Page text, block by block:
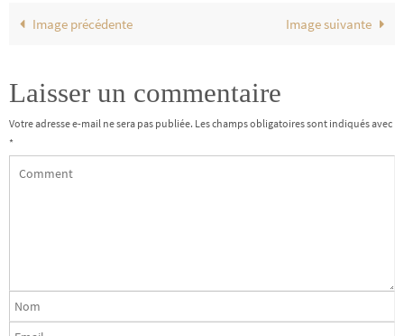
Image précédente Image suivante
Laisser un commentaire
Votre adresse e-mail ne sera pas publiée. Les champs obligatoires sont indiqués avec
*